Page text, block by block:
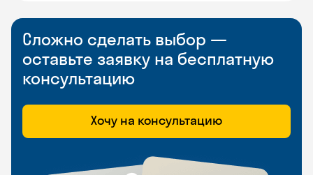
Сложно сделать выбор —
оставьте заявку на бесплатную
консультацию
Хочу на консультацию